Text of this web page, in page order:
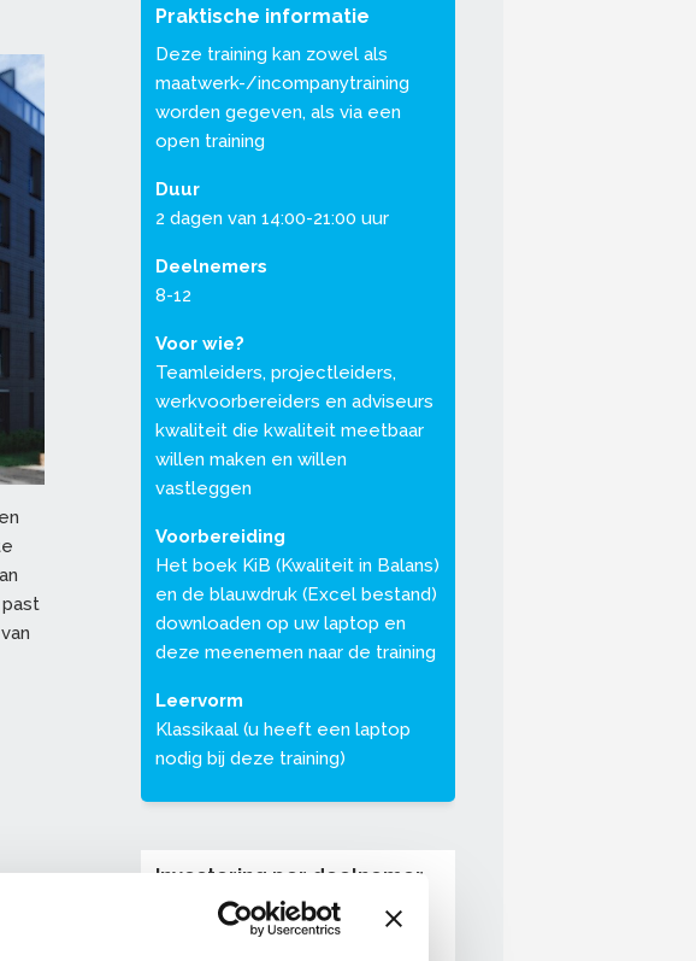
Praktische informatie
Deze training kan zowel als
maatwerk-/incompanytraining
worden gegeven, als via een
open training
Duur
2 dagen van 14:00-21:00 uur
Deelnemers
8-12
Voor wie?
Teamleiders, projectleiders,
werkvoorbereiders en adviseurs
kwaliteit die kwaliteit meetbaar
willen maken en willen
vastleggen
Voorbereiding
Het boek KiB (Kwaliteit in Balans)
en de blauwdruk (Excel bestand)
downloaden op uw laptop en
deze meenemen naar de training
Leervorm
Klassikaal (u heeft een laptop
nodig bij deze training)
Investering per deelnemer
Leden OnderhoudNL: €899,00